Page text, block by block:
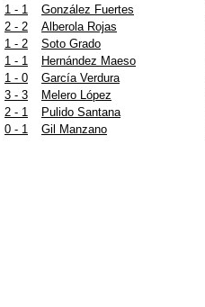
1 - 1 González Fuertes
2 - 2 Alberola Rojas
1 - 2 Soto Grado
1 - 1 Hernández Maeso
1 - 0 García Verdura
3 - 3 Melero López
2 - 1 Pulido Santana
0 - 1 Gil Manzano